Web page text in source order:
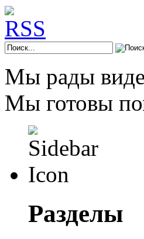
Мы рады
Мы готовы
Разделы